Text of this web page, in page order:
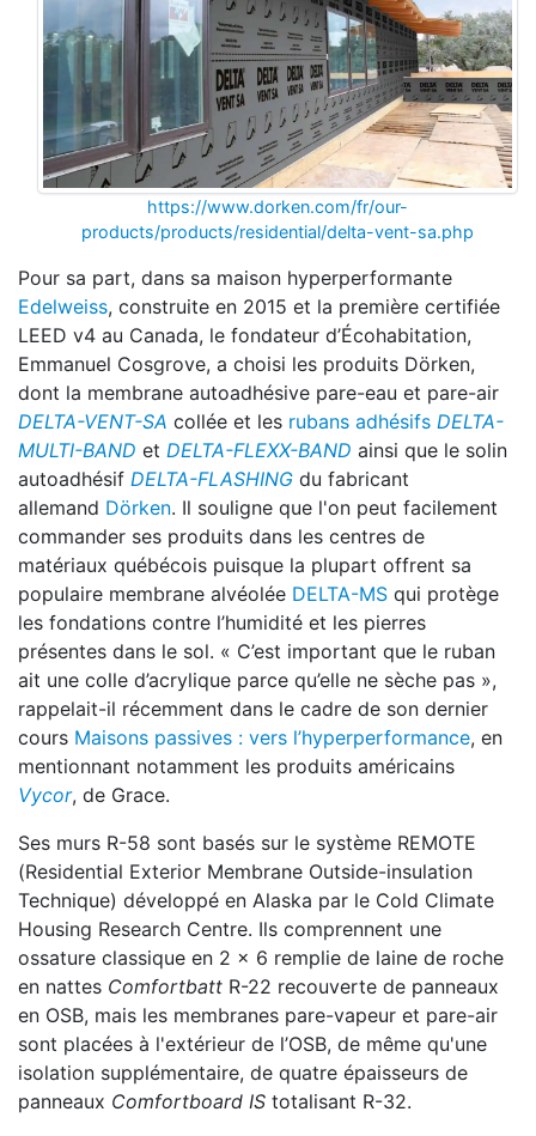
https://www.dorken.com/fr/our-
products/products/residential/delta-vent-sa.php
Pour sa part, dans sa maison hyperperformante
Edelweiss, construite en 2015 et la première certifiée
LEED v4 au Canada, le fondateur d’Écohabitation,
Emmanuel Cosgrove, a choisi les produits Dörken,
dont la membrane autoadhésive pare-eau et pare-air
DELTA-VENT-SA collée et les rubans adhésifs DELTA-
MULTI-BAND et DELTA-FLEXX-BAND ainsi que le solin
autoadhésif DELTA-FLASHING du fabricant
allemand Dörken. Il souligne que l'on peut facilement
commander ses produits dans les centres de
matériaux québécois puisque la plupart offrent sa
populaire membrane alvéolée DELTA-MS qui protège
les fondations contre l’humidité et les pierres
présentes dans le sol. « C’est important que le ruban
ait une colle d’acrylique parce qu’elle ne sèche pas »,
rappelait-il récemment dans le cadre de son dernier
cours Maisons passives : vers l’hyperperformance, en
mentionnant notamment les produits américains
Vycor, de Grace.
Ses murs R-58 sont basés sur le système REMOTE
(Residential Exterior Membrane Outside-insulation
Technique) développé en Alaska par le Cold Climate
Housing Research Centre. Ils comprennent une
ossature classique en 2 x 6 remplie de laine de roche
en nattes Comfortbatt R-22 recouverte de panneaux
en OSB, mais les membranes pare-vapeur et pare-air
sont placées à l'extérieur de l’OSB, de même qu'une
isolation supplémentaire, de quatre épaisseurs de
panneaux Comfortboard IS totalisant R-32.